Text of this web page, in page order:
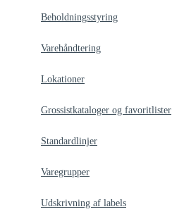
Beholdningsstyring
Varehåndtering
Lokationer
Grossistkataloger og favoritlister
Standardlinjer
Varegrupper
Udskrivning af labels